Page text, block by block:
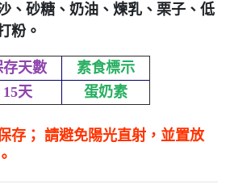
、砂糖、奶油、煉乳、栗子、低
粉。
存天數
素食標示
15天 蛋奶素
存； 請避免陽光直射，並置放